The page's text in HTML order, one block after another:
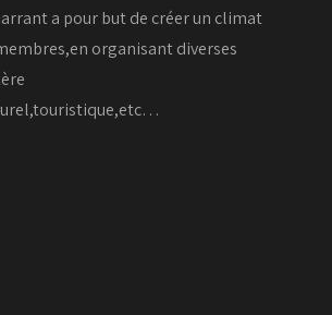
a pour but de créer un climat
organisant diverses